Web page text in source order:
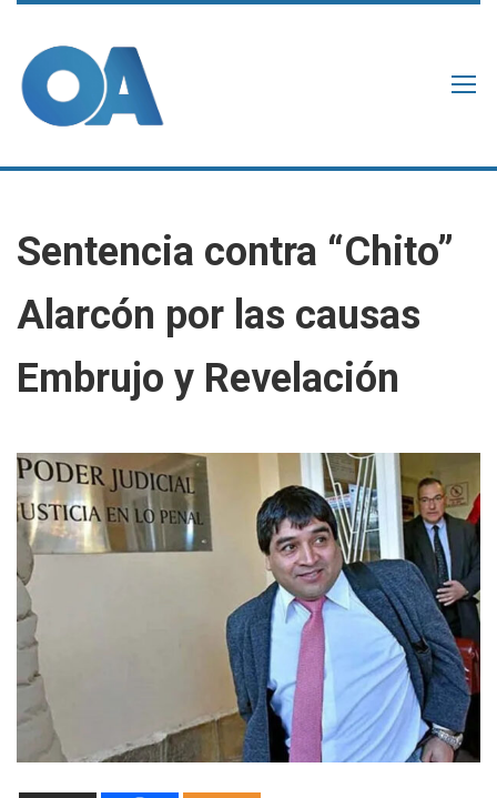
Sentencia contra “Chito”
Alarcón por las causas
Embrujo y Revelación